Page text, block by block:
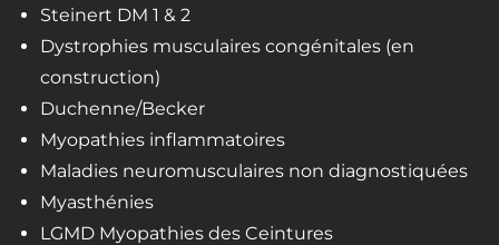
Steinert DM 1 & 2
Dystrophies musculaires congénitales (en
construction)
Duchenne/Becker
Myopathies inflammatoires
Maladies neuromusculaires non diagnostiquées
Myasthénies
LGMD Myopathies des Ceintures